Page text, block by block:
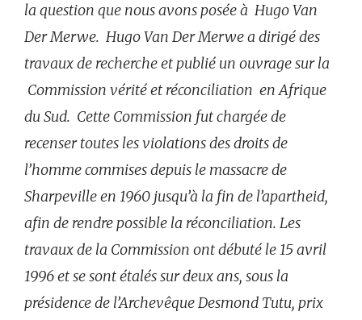
la question que nous avons posée à Hugo Van
Der Merwe. Hugo Van Der Merwe a dirigé des
travaux de recherche et publié un ouvrage sur la
Commission vérité et réconciliation en Afrique
du Sud. Cette Commission fut chargée de
recenser toutes les violations des droits de
l’homme commises depuis le massacre de
Sharpeville en 1960 jusqu’à la fin de l’apartheid,
afin de rendre possible la réconciliation. Les
travaux de la Commission ont débuté le 15 avril
1996 et se sont étalés sur deux ans, sous la
présidence de l’Archevêque Desmond Tutu, prix